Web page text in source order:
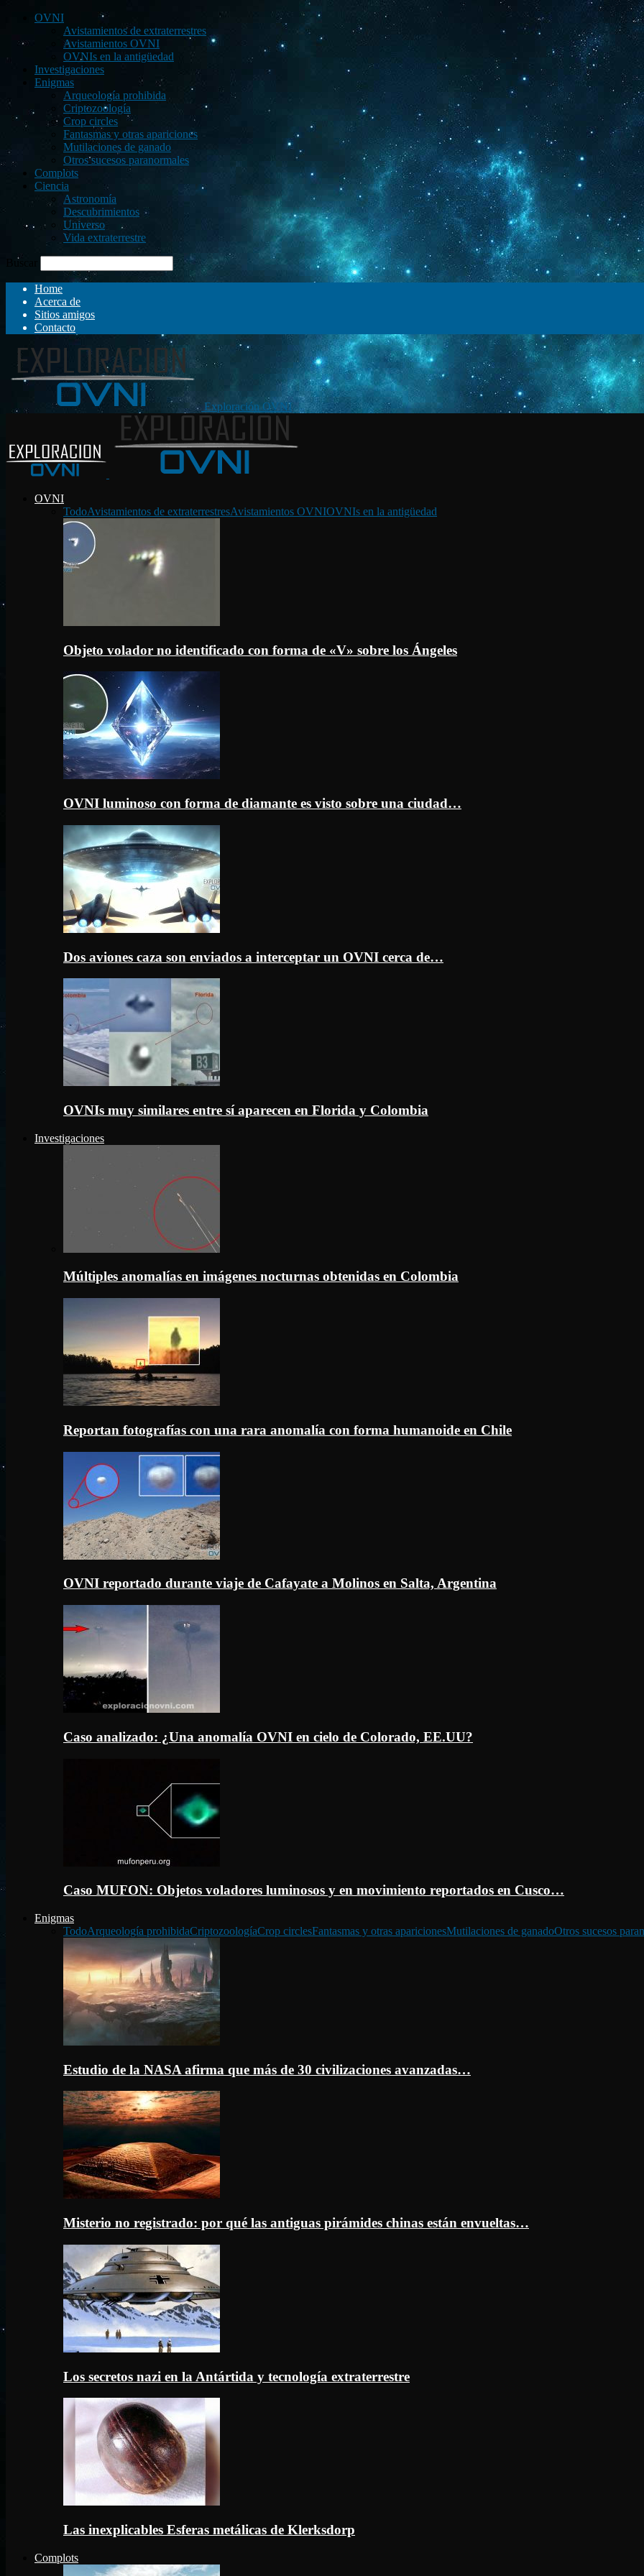
OVNI
Avistamientos de extraterrestres
Avistamientos OVNI
OVNIs en la antigüedad
Investigaciones
Enigmas
Arqueología prohibida
Criptozoología
Crop circles
Fantasmas y otras apariciones
Mutilaciones de ganado
Otros sucesos paranormales
Complots
Ciencia
Astronomía
Descubrimientos
Universo
Vida extraterrestre
Buscar
Home
Acerca de
Sitios amigos
Contacto
Exploración OVNI
OVNI
TodoAvistamientos de extraterrestresAvistamientos OVNIOVNIs en la antigüedad
Objeto volador no identificado con forma de «V» sobre los Ángeles
OVNI luminoso con forma de diamante es visto sobre una ciudad…
Dos aviones caza son enviados a interceptar un OVNI cerca de…
OVNIs muy similares entre sí aparecen en Florida y Colombia
Investigaciones
Múltiples anomalías en imágenes nocturnas obtenidas en Colombia
Reportan fotografías con una rara anomalía con forma humanoide en Chile
OVNI reportado durante viaje de Cafayate a Molinos en Salta, Argentina
Caso analizado: ¿Una anomalía OVNI en cielo de Colorado, EE.UU?
Caso MUFON: Objetos voladores luminosos y en movimiento reportados en Cusco…
Enigmas
TodoArqueología prohibidaCriptozoologíaCrop circlesFantasmas y otras aparicionesMutilaciones de ganadoOtros sucesos
Estudio de la NASA afirma que más de 30 civilizaciones avanzadas…
Misterio no registrado: por qué las antiguas pirámides chinas están envueltas…
Los secretos nazi en la Antártida y tecnología extraterrestre
Las inexplicables Esferas metálicas de Klerksdorp
Complots